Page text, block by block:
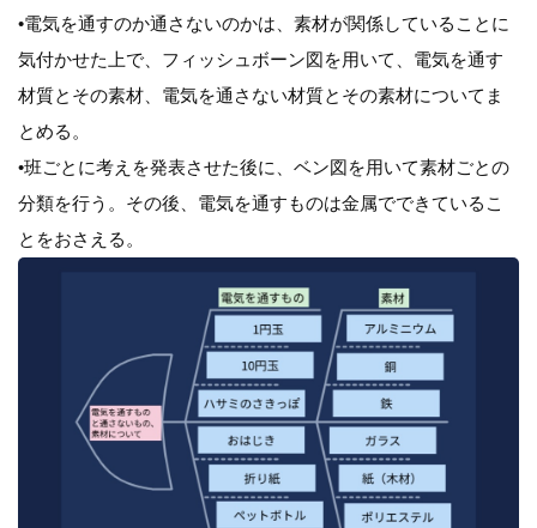
•電気を通すのか通さないのかは、素材が関係していることに
気付かせた上で、フィッシュボーン図を用いて、電気を通す
材質とその素材、電気を通さない材質とその素材についてま
とめる。
•班ごとに考えを発表させた後に、ベン図を用いて素材ごとの
分類を行う。その後、電気を通すものは金属でできているこ
とをおさえる。